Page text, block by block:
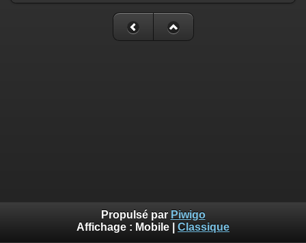
Propulsé par Piwigo
Affichage : Mobile Classique